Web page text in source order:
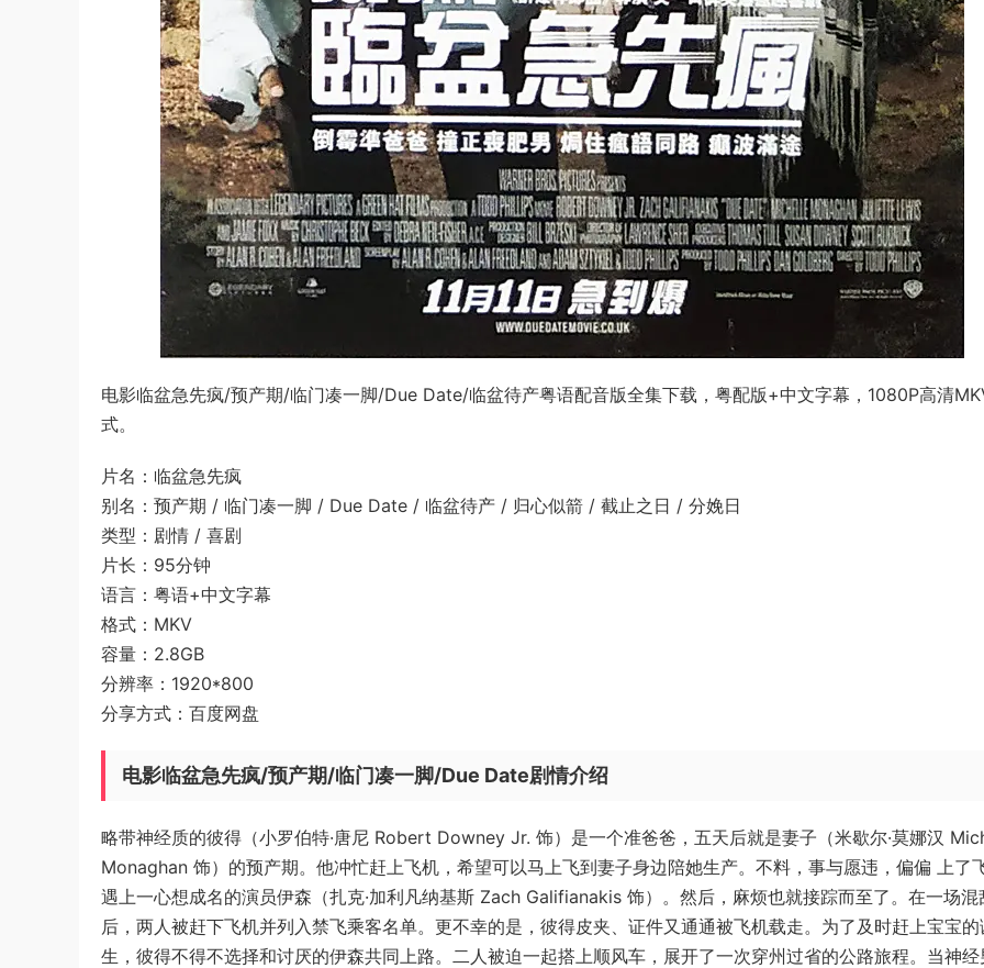
电影临盆急先疯/预产期/临门凑一脚/Due Date/临盆待产粤语配音版全集下载，粤配版+中文字幕，1080P高清
式。
片名：临盆急先疯
别名：预产期 / 临门凑一脚 / Due Date / 临盆待产 / 归心似箭 / 截止之日 / 分娩日
类型：剧情 / 喜剧
片长：95分钟
语言：粤语+中文字幕
格式：MKV
容量：2.8GB
分辨率：1920*800
分享方式：百度网盘
电影临盆急先疯/预产期/临门凑一脚/Due Date剧情介绍
略带神经质的彼得（小罗伯特·唐尼 Robert Downey Jr. 饰）是一个准爸爸，五天后就是妻子（米歇尔·莫娜汉
Monaghan 饰）的预产期。他冲忙赶上飞机，希望可以马上飞到妻子身边陪她生产。不料，事与愿违，偏偏 上了
遇上一心想成名的演员伊森（扎克·加利凡纳基斯 Zach Galifianakis 饰）。然后，麻烦也就接踪而至了。在一场混
后，两人被赶下飞机并列入禁飞乘客名单。更不幸的是，彼得皮夹、证件又通通被飞机载走。为了及时赶上宝宝的
生，彼得不得不选择和讨厌的伊森共同上路。二人被迫一起搭上顺风车，展开了一次穿州过省的公路旅程。当神经